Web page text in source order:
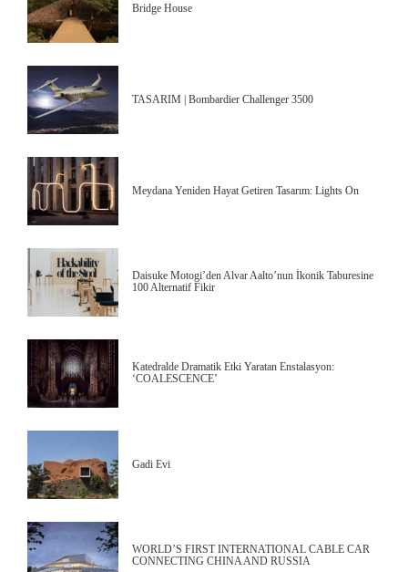
Bridge House
TASARIM | Bombardier Challenger 3500
Meydana Yeniden Hayat Getiren Tasarım: Lights On
Daisuke Motogi’den Alvar Aalto’nun İkonik Taburesine
100 Alternatif Fikir
Katedralde Dramatik Etki Yaratan Enstalasyon:
‘COALESCENCE’
Gadi Evi
WORLD’S FIRST INTERNATIONAL CABLE CAR
CONNECTING CHINA AND RUSSIA